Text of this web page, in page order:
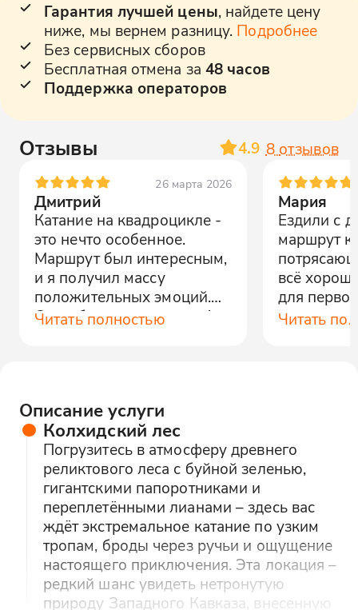
Гарантия лучшей цены, найдете цену
ниже, мы вернем разницу. Подробнее
Без сервисных сборов
Бесплатная отмена за 48 часов
Поддержка операторов
Отзывы 4.9 8 отзывов
26 марта 2026
Дмитрий
Катание на квадроцикле -
это нечто особенное.
Маршрут был интересным,
и я получил массу
положительных эмоций.
Спасибо организаторам!
Читать полностью
Мария
Ездили с
маршрут
всё
для
Читать
Описание услуги
Колхидский лес
Погрузитесь в атмосферу древнего
реликтового леса с буйной зеленью,
гигантскими папоротниками и
переплетёнными лианами – здесь вас
ждёт экстремальное катание по узким
тропам, броды через ручьи и ощущение
настоящего приключения. Эта локация –
редкий шанс увидеть нетронутую
природу Западного Кавказа, внесенную